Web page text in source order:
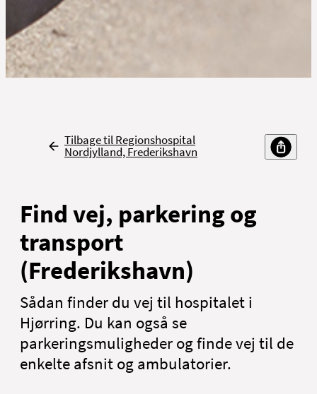
Tilbage til Regionshospital
Nordjylland, Frederikshavn
Find vej, parkering og
transport
(Frederikshavn)
Sådan finder du vej til hospitalet i
Hjørring. Du kan også se
parkeringsmuligheder og finde vej til de
enkelte afsnit og ambulatorier.